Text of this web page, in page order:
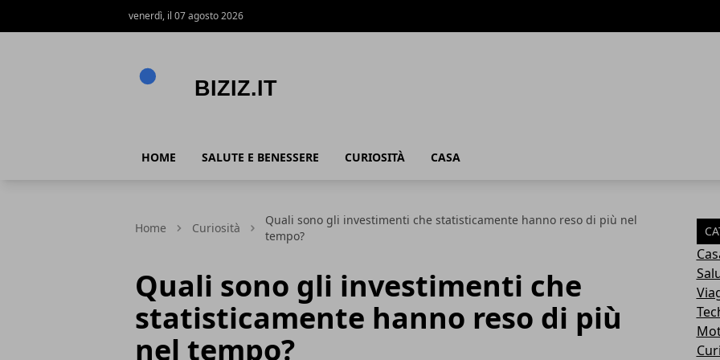
venerdì, il 07 agosto 2026
HOME SALUTE E BENESSERE CURIOSITÀ CASA
Home Curiosità
Quali sono gli investimenti che statisticamente hanno reso di più nel
tempo?
Quali sono gli investimenti che
statisticamente hanno reso di più
nel tempo?